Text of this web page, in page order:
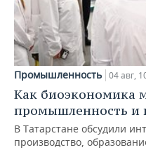
Промышленность 04 авг,
Как биоэкономика
промышленность и
В Татарстане обсудили
производство,